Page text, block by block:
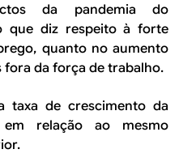
da pandemia do
que diz respeito à forte
quanto no aumento
fora da força de trabalho.
taxa de crescimento da
em relação ao mesmo